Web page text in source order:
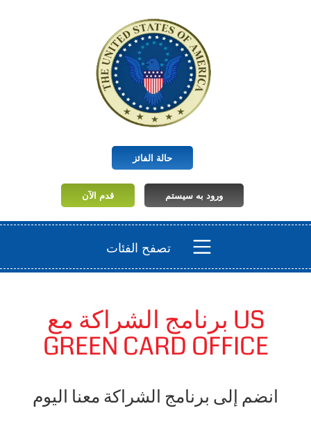
حالة الفائز
قدم الآن ورود به سیستم
تصفح الفئات
برنامج الشراكة مع US
GREEN CARD OFFICE
انضم إلى برنامج الشراكة معنا اليوم